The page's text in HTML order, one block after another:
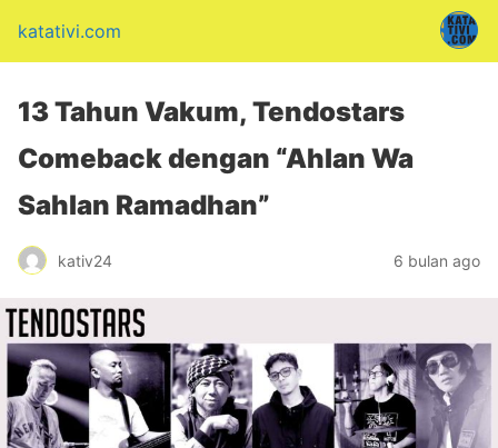
katativi.com
13 Tahun Vakum, Tendostars
Comeback dengan “Ahlan Wa
Sahlan Ramadhan”
kativ24 6 bulan ago